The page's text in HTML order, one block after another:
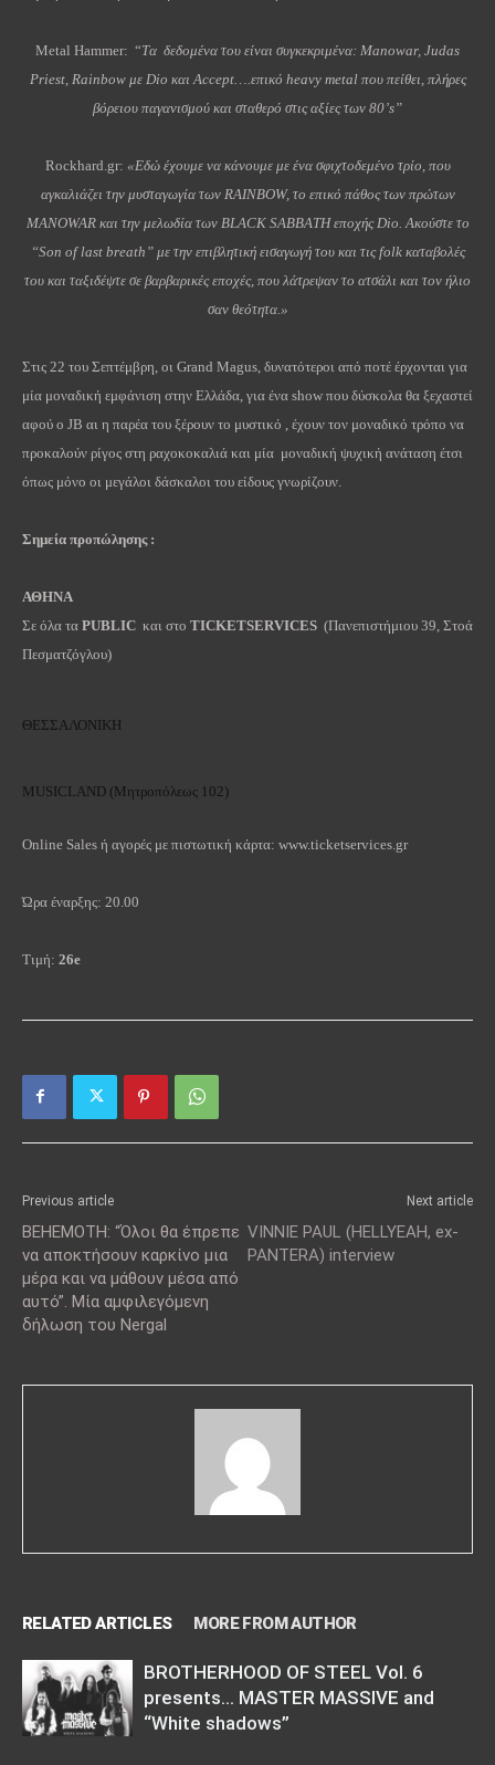
Metal Hammer: “Tα δεδομένα του είναι συγκεκριμένα: Manowar, Judas
Priest, Rainbow με Dio και Accept….επικό heavy metal που πείθει, πλήρες
βόρειου παγανισμού και σταθερό στις αξίες των 80’s”
Rockhard.gr: «Εδώ έχουμε να κάνουμε με ένα σφιχτοδεμένο τρίο, που
αγκαλιάζει την μυσταγωγία των RAINBOW, το επικό πάθος των πρώτων
MANOWAR και την μελωδία των BLACK SABBATH εποχής Dio. Ακούστε το
“Son of last breath” με την επιβλητική εισαγωγή του και τις folk καταβολές
του και ταξιδέψτε σε βαρβαρικές εποχές, που λάτρεψαν το ατσάλι και τον ήλιο
σαν θεότητα.»
Στις 22 του Σεπτέμβρη, οι Grand Magus, δυνατότεροι από ποτέ έρχονται για
μία μοναδική εμφάνιση στην Ελλάδα, για ένα show που δύσκολα θα ξεχαστεί
αφού ο JB αι η παρέα του ξέρουν το μυστικό , έχουν τον μοναδικό τρόπο να
προκαλούν ρίγος στη ραχοκοκαλιά και μία μοναδική ψυχική ανάταση έτσι
όπως μόνο οι μεγάλοι δάσκαλοι του είδους γνωρίζουν.
Σημεία προπώλησης :
ΑΘΗΝΑ
Σε όλα τα PUBLIC και στο TICKETSERVICES (Πανεπιστήμιου 39, Στοά
Πεσματζόγλου)
ΘΕΣΣΑΛΟΝΙΚΗ
ΜUSICLAND (Μητροπόλεως 102)
Online Sales ή αγορές με πιστωτική κάρτα: www.ticketservices.gr
Ώρα έναρξης: 20.00
Τιμή: 26e
Previous article
BEHEMOTH: “Όλοι θα έπρεπε
να αποκτήσουν καρκίνο μια
μέρα και να μάθουν μέσα από
αυτό”. Mία αμφιλεγόμενη
δήλωση του Nergal
Next article
VINNIE PAUL (HELLYEAH, ex-
PANTERA) interview
RELATED ARTICLES MORE FROM AUTHOR
BROTHERHOOD OF STEEL Vol. 6
presents… MASTER MASSIVE and
“White shadows”